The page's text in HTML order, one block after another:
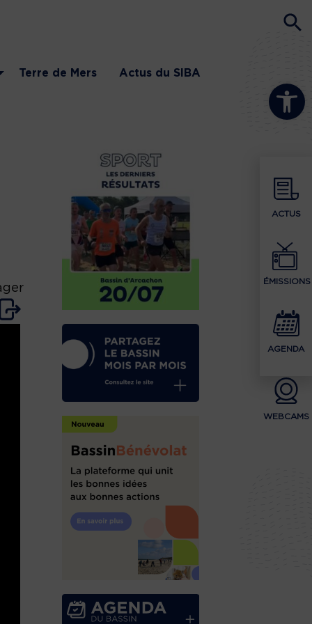
Ouvrir la
ACTUS
ÉMISSIONS
AGENDA
WEBCAMS
Terre de Mers Actus du SIBA